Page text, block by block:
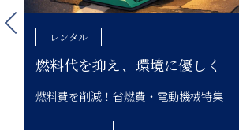
レンタル
燃料代を抑え、環境に優しく
燃料費を削減！省燃費・電動機械特集